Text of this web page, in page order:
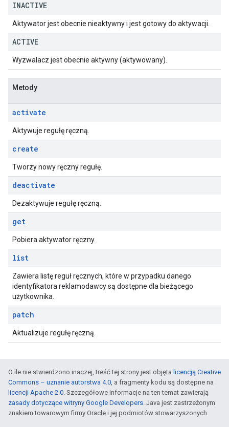
INACTIVE
Aktywator jest obecnie nieaktywny i jest gotowy do aktywacji.
ACTIVE
Wyzwalacz jest obecnie aktywny (aktywowany).
Metody
activate
Aktywuje regułę ręczną.
create
Tworzy nowy ręczny regułę.
deactivate
Dezaktywuje regułę ręczną.
get
Pobiera aktywator ręczny.
list
Zawiera listę reguł ręcznych, które w przypadku danego
identyfikatora reklamodawcy są dostępne dla bieżącego
użytkownika.
patch
Aktualizuje regułę ręczną.
O ile nie stwierdzono inaczej, treść tej strony jest objęta licencją Creative
Commons – uznanie autorstwa 4.0, a fragmenty kodu są dostępne na
licencji Apache 2.0. Szczegółowe informacje na ten temat zawierają
zasady dotyczące witryny Google Developers. Java jest zastrzeżonym
znakiem towarowym firmy Oracle i jej podmiotów stowarzyszonych.